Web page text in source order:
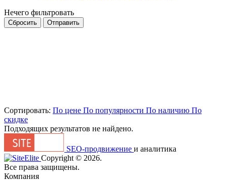
Нечего фильтровать
Сбросить Отправить
Сортировать: По цене По популярности По наличию По
скидке
Подходящих результатов не найдено.
SEO-продвижение и аналитика
Сopyright © 2026.
Все права защищены.
Компания